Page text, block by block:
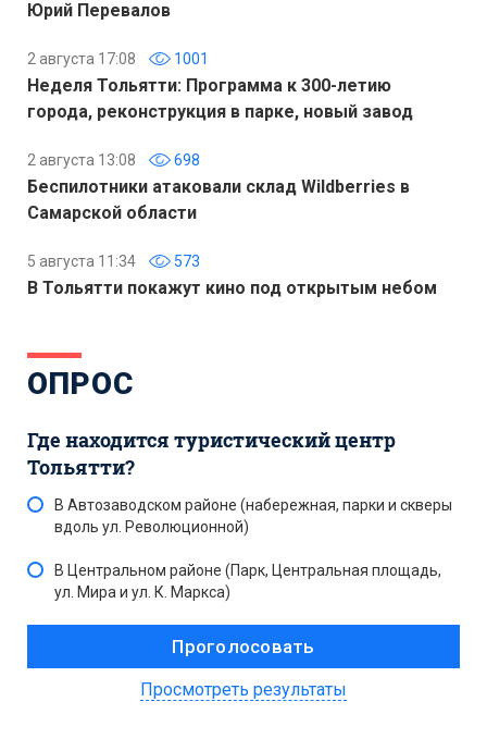
Юрий Перевалов
2 августа 17:08 1001
Неделя Тольятти: Программа к 300-летию
города, реконструкция в парке, новый завод
2 августа 13:08 698
Беспилотники атаковали склад Wildberries в
Самарской области
5 августа 11:34 573
В Тольятти покажут кино под открытым небом
ОПРОС
Где находится туристический центр
Тольятти?
В Автозаводском районе (набережная, парки и скверы
вдоль ул. Революционной)
В Центральном районе (Парк, Центральная площадь,
ул. Мира и ул. К. Маркса)
Просмотреть результаты